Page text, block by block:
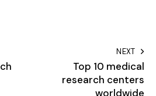
NEXT
Top 10 medical
research centers
worldwide